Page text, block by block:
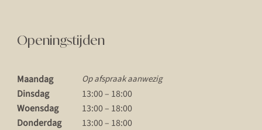
Openingstijden
Maandag Op afspraak aanwezig
Dinsdag
13:00 – 18:00
Woensdag
13:00 – 18:00
Donderdag
13:00 – 18:00